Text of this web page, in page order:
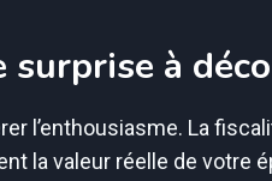
surprise à
l’enthousiasme. La
la valeur réelle de votre